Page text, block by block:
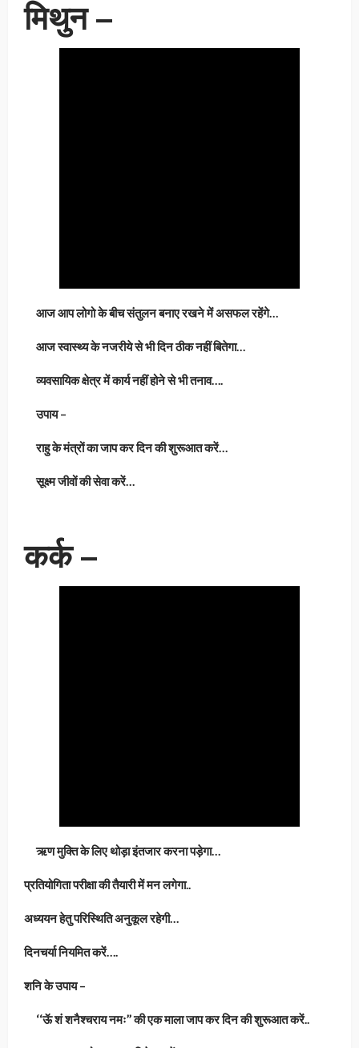
मिथुन –
आज आप लोगो के बीच संतुलन बनाए रखने में असफल रहेंगे…
आज स्वास्थ्य के नजरीये से भी दिन ठीक नहीं बितेगा…
व्यवसायिक क्षेत्र में कार्य नहीं होने से भी तनाव….
उपाय –
राहु के मंत्रों का जाप कर दिन की शुरूआत करें…
सूक्ष्म जीवों की सेवा करें…
कर्क –
ऋण मुक्ति के लिए थोड़ा इंतजार करना पड़ेगा…
प्रतियोगिता परीक्षा की तैयारी में मन लगेगा..
अध्ययन हेतु परिस्थिति अनुकूल रहेगी…
दिनचर्या नियमित करें….
शनि के उपाय –
‘‘ऊॅ शं शनैश्चराय नमः’’ की एक माला जाप कर दिन की शुरूआत करें..